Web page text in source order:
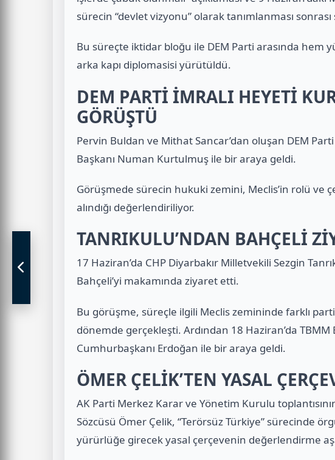
sürecin “devlet vizyonu” olarak tanımlanması sonrası
Bu süreçte iktidar bloğu ile DEM Parti arasında hem
arka kapı diplomasisi yürütüldü.
DEM PARTİ İMRALI HEYETİ
GÖRÜŞTÜ
Pervin Buldan ve Mithat Sancar’dan oluşan DEM
Başkanı Numan Kurtulmuş ile bir araya geldi.
Görüşmede sürecin hukuki zemini, Meclis’in rolü ve
alındığı değerlendiriliyor.
TANRIKULU’NDAN BAHÇELİ
17 Haziran’da CHP Diyarbakır Milletvekili Sezgin
Bahçeli’yi makamında ziyaret etti.
Bu görüşme, süreçle ilgili Meclis zemininde farklı
dönemde gerçekleşti. Ardından 18 Haziran’da
Cumhurbaşkanı Erdoğan ile bir araya geldi.
ÖMER ÇELİK’TEN YASAL
AK Parti Merkez Karar ve Yönetim Kurulu
Sözcüsü Ömer Çelik, “Terörsüz Türkiye” sürecinde
yürürlüğe girecek yasal çerçevenin değerlendirme